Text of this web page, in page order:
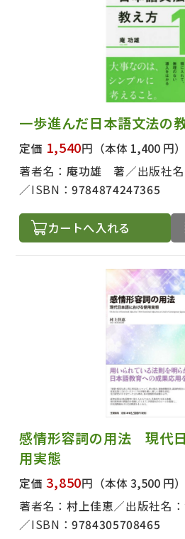
出版社名で絞り込む
著者名で絞り込む
絞り込
一歩進んだ日本語文法の
定価 1,540円 （本体 1,400 円）
著者名： 庵功雄 著 出版社名
ISBN：9784874247365
カートへ入れる
感情形容詞の用法 現代
用実態
定価 3,850円 （本体 3,500 円）
著者名： 村上佳恵 出版社名：
ISBN：9784305708465